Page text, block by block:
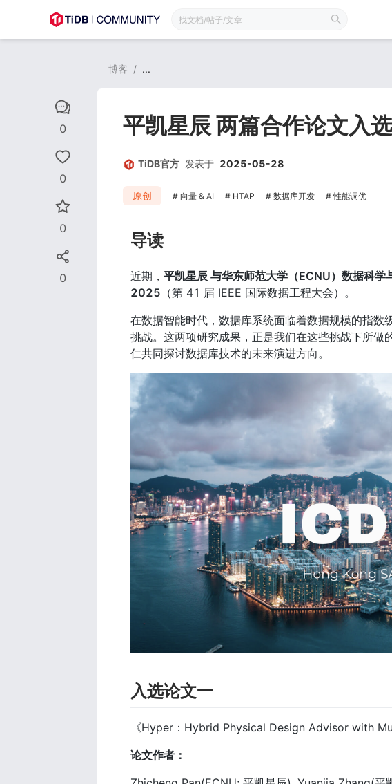
0
0
0
0
博客 / ...
平凯星辰 两篇合作论文入
TiDB官方 发表于 2025-05-28
原创 向量 & AI HTAP 数据库开发 性能调优
导读
近期， 平凯星辰 与华东师范大学（ECNU）数据科
2025 （第 41 届 IEEE 国际数据工程大会）。
在数据智能时代，数据库系统面临着数据规模的指
挑战。这两项研究成果，正是我们在这些挑战下所
仁共同探讨数据库技术的未来演进方向。
入选论文一
《Hyper：Hybrid Physical Design Advisor with
论文作者：